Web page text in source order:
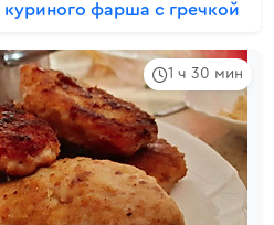
куриного фарша с гречкой
1 ч 30 мин